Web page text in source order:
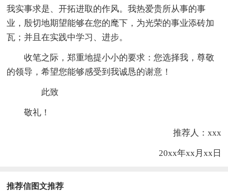
我实事求是、开拓进取的作风。我热爱贵所从事的事
业，殷切地期望能够在您的麾下，为光荣的事业添砖加
瓦；并且在实践中学习、进步。
收笔之际，郑重地提小小的要求：您选择我，尊敬
的领导，希望您能够感受到我诚恳的谢意！
此致
敬礼！
推荐人：xxx
20xx年xx月xx日
推荐信图文推荐